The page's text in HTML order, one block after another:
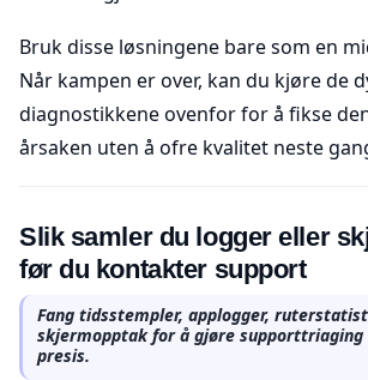
Bruk disse løsningene bare som en
Når kampen er over, kan du kjøre de
diagnostikkene ovenfor for å fikse
årsaken uten å ofre kvalitet neste
Slik samler du logger eller
før du kontakter support
Fang tidsstempler, applogger,
skjermopptak for å gjøre supporttriaging
presis.